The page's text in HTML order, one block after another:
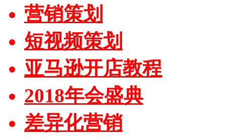
营销策划
短视频策划
亚马逊开店教程
2018年会盛典
差异化营销